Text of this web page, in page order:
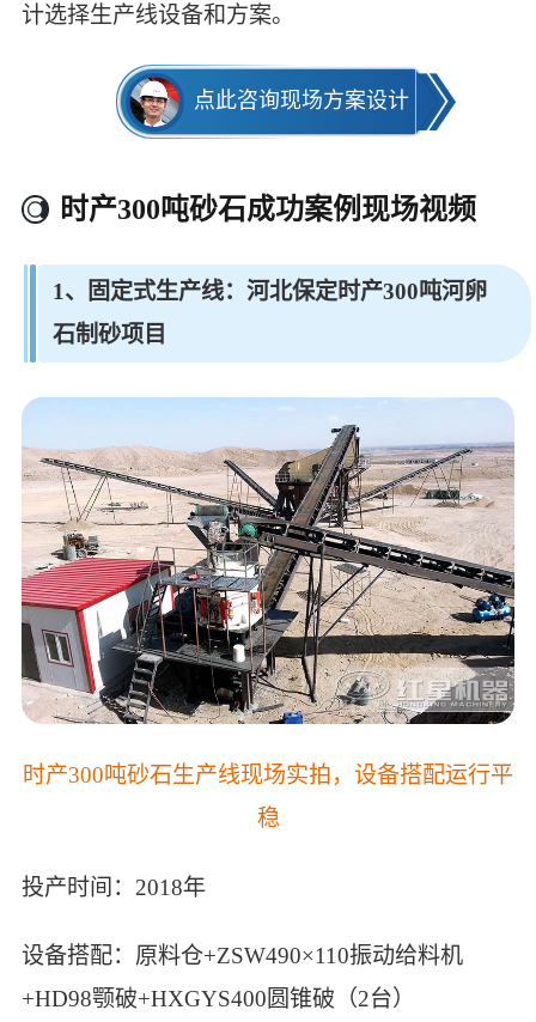
计选择生产线设备和方案。
点此咨询现场方案设计
时产300吨砂石成功案例现场视频
1、
固定式生产线：河北保定时产300吨河卵
石制砂项目
时产300吨砂石生产线现场实拍，设备搭配运行平
稳
投产时间：2018年
设备搭配：原料仓+ZSW490×110振动给料机
+HD98颚破+HXGYS400圆锥破（2台）